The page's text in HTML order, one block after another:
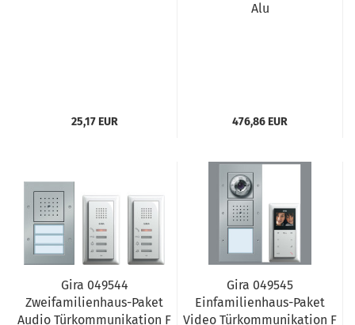
25,17 EUR
Alu
476,86 EUR
Gira 049544
Zweifamilienhaus-Paket
Audio Türkommunikation F
Gira 049545
Einfamilienhaus-Paket
Video Türkommunikation F